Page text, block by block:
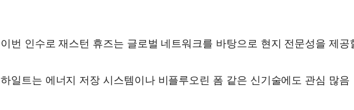
이번 인수로 재스턴 휴즈는 글로벌 네트워크를 바탕으로 현지 전문성을 제공
하일트는 에너지 저장 시스템이나 비플루오린 폼 같은 신기술에도 관심 많음